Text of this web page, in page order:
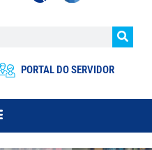
PORTAL DO SERVIDOR